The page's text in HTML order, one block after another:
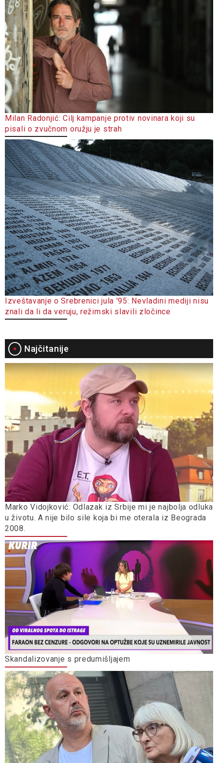
Milan Radonjić: Cilj kampanje protiv novinara koji su
pisali o zvučnom oružju je strah
Izveštavanje o Srebrenici jula '95: Nevladini mediji nisu
znali da li da veruju, režimski slavili zločince
Najčitanije
Marko Vidojković: Odlazak iz Srbije mi je najbolja odluka
u životu. A nije bilo sile koja bi me oterala iz Beograda
2008.
Skandalizovanje s predumišljajem